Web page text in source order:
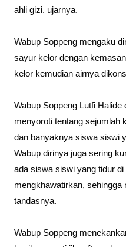
ahli gizi. ujarnya.
Wabup Soppeng mengaku
sayur kelor dengan
kelor kemudian airnya
Wabup Soppeng Lutfi
menyoroti tentang sejumlah
dan banyaknya siswa siswi
Wabup dirinya juga sering
ada siswa siswi yang tidur
mengkhawatirkan, sehingga
tandasnya.
Wabup Soppeng